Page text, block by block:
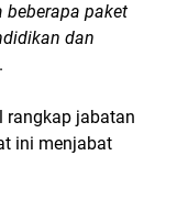
paket
dan
rangkap jabatan
ini menjabat